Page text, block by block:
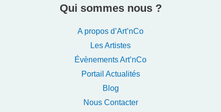
Qui sommes nous ?
A propos d’Art’nCo
Les Artistes
Évènements Art’nCo
Portail Actualités
Blog
Nous Contacter